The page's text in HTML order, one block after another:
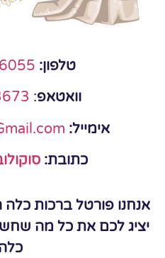
טלפון:
וואטאפ:
אימייל:
כתובת: סוקולוב 40
אנחנו פורטל ברכות
יציג לכם את כל מה